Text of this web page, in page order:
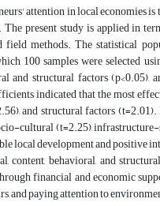
attention in local
present study is applied in
methods. The statistical
100 samples were selected
and structural factors
indicated that the most
and structural factors
cultural (t=2.25),
local development and
content, behavioral, and
financial and economic
and paying attention to